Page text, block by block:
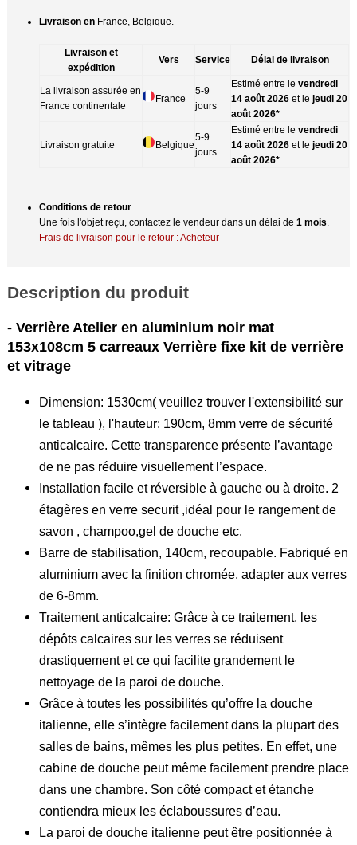
Livraison en France, Belgique.
Livraison et
expédition
Vers Service Délai de livraison
La livraison assurée en
France continentale
France
5-9
jours
Estimé entre levendredi
14 août 2026 et lejeudi 20
août 2026*
Livraison gratuite Belgique
5-9
jours
Estimé entre levendredi
14 août 2026 et lejeudi 20
août 2026*
Conditions de retour
Une fois l'objet reçu, contactez le vendeur dans un délai de1 mois
Frais de livraison pour le retour : Acheteur
Description du produit
- Verrière Atelier en aluminium noir mat
153x108cm 5 carreaux Verrière fixe kit de verrière
et vitrage
Dimension: 1530cm( veuillez trouver l'extensibilité sur
le tableau ), l'hauteur: 190cm, 8mm verre de sécurité
anticalcaire. Cette transparence présente l’avantage
de ne pas réduire visuellement l’espace.
Installation facile et réversible à gauche ou à droite. 2
étagères en verre securit ,idéal pour le rangement de
savon , champoo,gel de douche etc.
Barre de stabilisation, 140cm, recoupable. Fabriqué en
aluminium avec la finition chromée, adapter aux verres
de 6-8mm.
Traitement anticalcaire: Grâce à ce traitement, les
dépôts calcaires sur les verres se réduisent
drastiquement et ce qui facilite grandement le
nettoyage de la paroi de douche.
Grâce à toutes les possibilités qu’offre la douche
italienne, elle s’intègre facilement dans la plupart des
salles de bains, mêmes les plus petites. En effet, une
cabine de douche peut même facilement prendre place
dans une chambre. Son côté compact et étanche
contiendra mieux les éclaboussures d’eau.
La paroi de douche italienne peut être positionnée à